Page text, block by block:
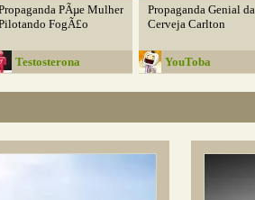
PÃµe Mulher
FogÃ£o
Testosterona
Propaganda Genial da
Cerveja Carlton
YouToba